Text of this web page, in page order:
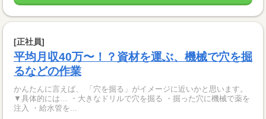
[正社員]
平均月収40万〜！？資材を運ぶ、機械で穴を掘
るなどの作業
かんたんに言えば、 「穴を掘る」がイメージに近いかと思います。
▼具体的には… ・大きなドリルで穴を掘る ・掘った穴に機械で薬を
注入 ・給水管を...